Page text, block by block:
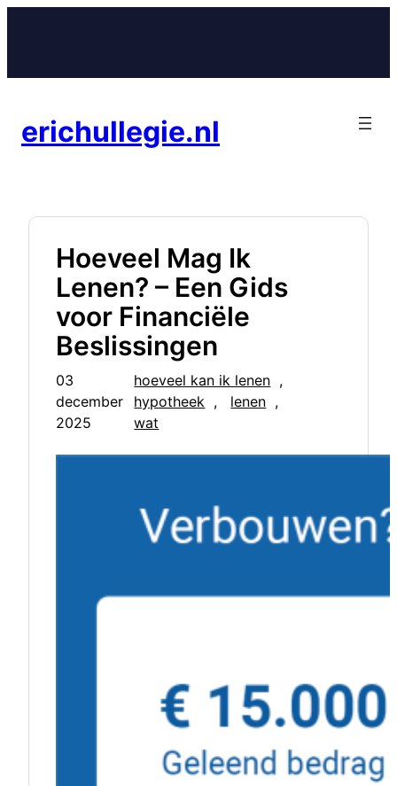
inhoud
erichullegie.nl
Hoeveel Mag Ik
Lenen? – Een Gids
voor Financiële
Beslissingen
03
december
2025
hoeveel kan ik lenen
hypotheek , lenen
wat